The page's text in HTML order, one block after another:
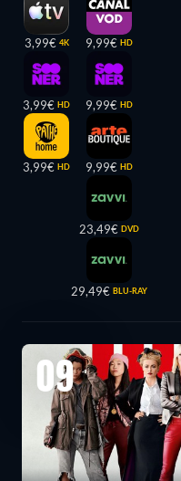
3,99€ 4K
3,99€ HD
3,99€ HD
9,99€ HD
9,99€ HD
9,99€ HD
23,49€ DVD
29,49€ BLU-RAY
09